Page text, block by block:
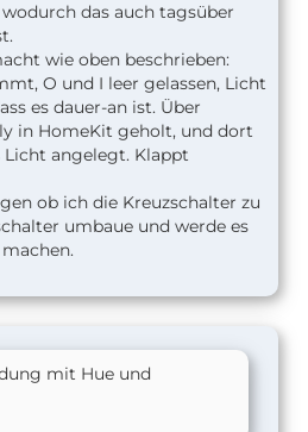
das auch tagsüber
wie oben beschrieben:
O und I leer gelassen, Licht
es dauer-an ist. Über
in HomeKit geholt, und dort
angelegt. Klappt
ob ich die Kreuzschalter zu
umbaue und werde es
mit Hue und